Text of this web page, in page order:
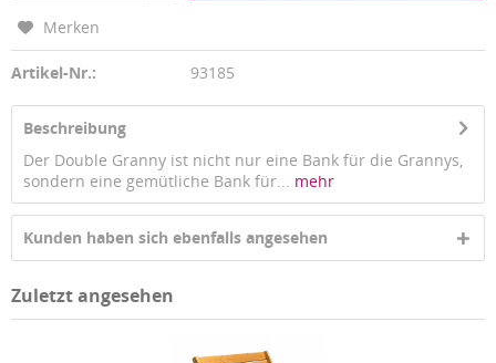
Merken
Artikel-Nr.: 93185
Beschreibung
Der Double Granny ist nicht nur eine Bank für die Grannys,
sondern eine gemütliche Bank für... mehr
Kunden haben sich ebenfalls angesehen
Zuletzt angesehen